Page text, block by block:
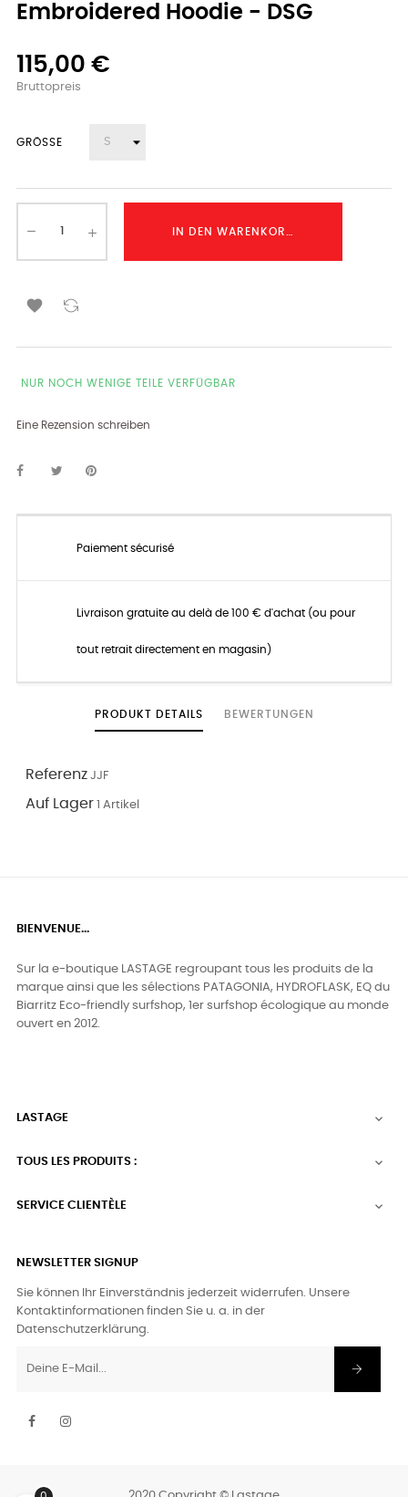
Embroidered Hoodie - DSG
115,00 €
Bruttopreis
GRÖSSE
IN DEN WARENKORB LEGEN

NUR NOCH WENIGE TEILE VERFÜGBAR
Eine Rezension schreiben
Paiement sécurisé
Livraison gratuite au delà de 100 € d'achat (ou pour
tout retrait directement en magasin)
PRODUKT DETAILS BEWERTUNGEN
Referenz JJF
Auf Lager 1 Artikel
BIENVENUE...
Sur la e-boutique LASTAGE regroupant tous les produits de la
marque ainsi que les sélections PATAGONIA, HYDROFLASK, EQ du
Biarritz Eco-friendly surfshop, 1er surfshop écologique au monde
ouvert en 2012.
LASTAGE 
TOUS LES PRODUITS : 
SERVICE CLIENTÈLE 
NEWSLETTER SIGNUP
Sie können Ihr Einverständnis jederzeit widerrufen. Unsere
Kontaktinformationen finden Sie u. a. in der
Datenschutzerklärung.
Facebook